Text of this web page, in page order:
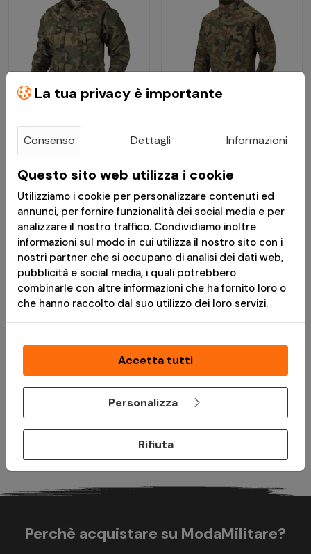
€ 47,99
Giacca Militare SFU
NEXT® PolyCotton
RipStop PL Woodland -
Helikon Tex
Consegna in 24h
€ 74,99
Giacca Militare MBDU in
tessuto NyCo Ripstop -
PL Woodland - Helikon-
Tex
Consegna in 24h
Messaggio pubblicitario con finalità promozionale.Paga in 3
rate senza interessi è disponibile solo per acquisti idonei da €
30,00 a € 2.000,00. L'idoneità a Paga in 3 rate è soggetta ad
Termini e Condizioni
vincolante e deve essere rimborsato. Assicurati di essere in
grado di ripagare prima di prendere un impegno.
Perchè acquistare su ModaMilitare?
La tua privacy è importante
Consenso Dettagli Informazioni
Questo sito web utilizza i cookie
Utilizziamo i cookie per personalizzare contenuti ed
annunci, per fornire funzionalità dei social media e per
analizzare il nostro traffico. Condividiamo inoltre
informazioni sul modo in cui utilizza il nostro sito con i
nostri partner che si occupano di analisi dei dati web,
pubblicità e social media, i quali potrebbero
combinarle con altre informazioni che ha fornito loro o
che hanno raccolto dal suo utilizzo dei loro servizi.
Accetta tutti
Personalizza
Rifiuta